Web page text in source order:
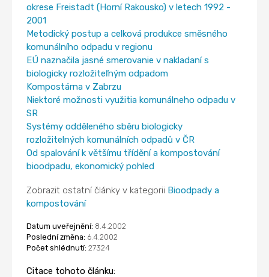
okrese Freistadt (Horní Rakousko) v letech 1992 -
2001
Metodický postup a celková produkce směsného
komunálního odpadu v regionu
EÚ naznačila jasné smerovanie v nakladaní s
biologicky rozložiteľným odpadom
Kompostárna v Zabrzu
Niektoré možnosti využitia komunálneho odpadu v
SR
Systémy odděleného sběru biologicky
rozložitelných komunálních odpadů v ČR
Od spalování k většímu třídění a kompostování
bioodpadu, ekonomický pohled
Zobrazit ostatní články v kategorii Bioodpady a
kompostování
Datum uveřejnění: 8.4.2002
Poslední změna: 6.4.2002
Počet shlédnutí: 27324
Citace tohoto článku: